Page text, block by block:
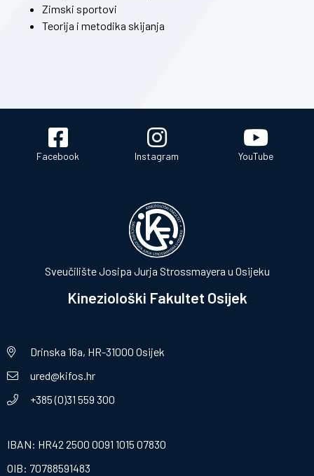
Zimski sportovi
Teorija i metodika skijanja
Facebook Instagram YouTube
Sveučilište Josipa Jurja Strossmayera u Osijeku
Kineziološki Fakultet Osijek
Drinska 16a, HR-31000 Osijek
ured@kifos.hr
+385 (0)31 559 300
IBAN: HR42 2500 0091 1015 07830
OIB: 70788591483